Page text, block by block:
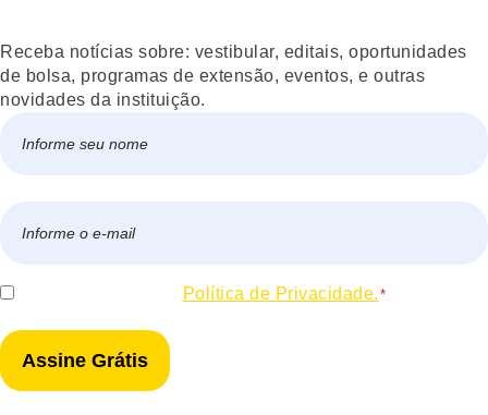
Receba notícias sobre: vestibular, editais, oportunidades
de bolsa, programas de extensão, eventos, e outras
novidades da instituição.
mail
Consentir Política de Privacidade. *